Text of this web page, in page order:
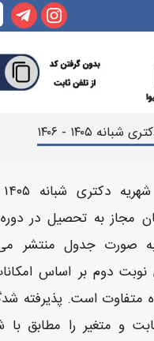
۱۴۰۶
شبانه ۱۴۰۵ - ۱۴۰۶
به تحصیل در دوره
جدول منتشر می‌
بر اساس امکانات
است. پذیرفته‌ شدگان
را مطابق با شرایط